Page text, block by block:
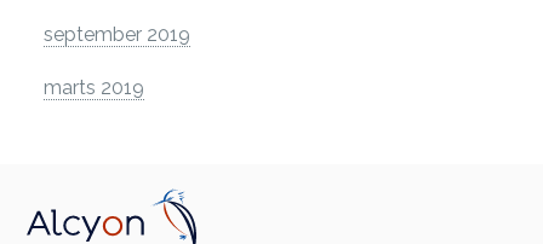
september 2019
marts 2019